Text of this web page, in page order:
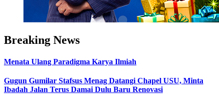
Breaking News
Menata Ulang Paradigma Karya Ilmiah
Gugun Gumilar Stafsus Menag Datangi Chapel USU, Minta
Ibadah Jalan Terus Damai Dulu Baru Renovasi